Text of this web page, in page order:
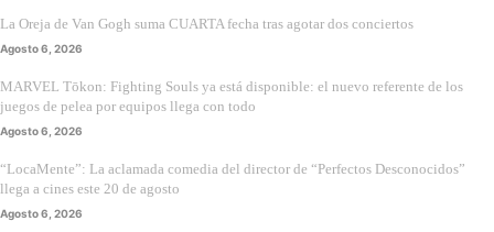
La Oreja de Van Gogh suma CUARTA fecha tras agotar dos conciertos
Agosto 6, 2026
MARVEL Tōkon: Fighting Souls ya está disponible: el nuevo referente de los
juegos de pelea por equipos llega con todo
Agosto 6, 2026
“LocaMente”: La aclamada comedia del director de “Perfectos Desconocidos”
llega a cines este 20 de agosto
Agosto 6, 2026